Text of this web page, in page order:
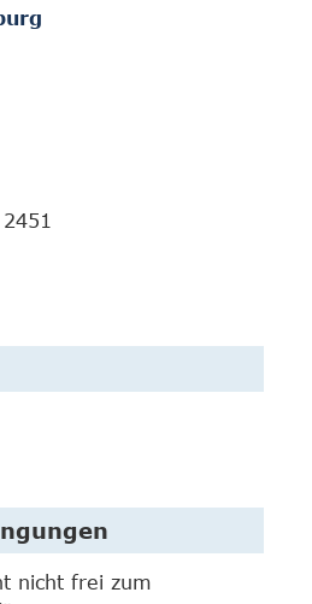
nicht frei zum